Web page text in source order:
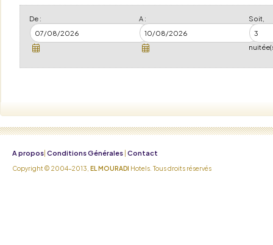
De : A : Soit,
A propos Conditions Générales Contact
Copyright © 2004-2013, EL MOURADI Hotels. Tous droits réservés